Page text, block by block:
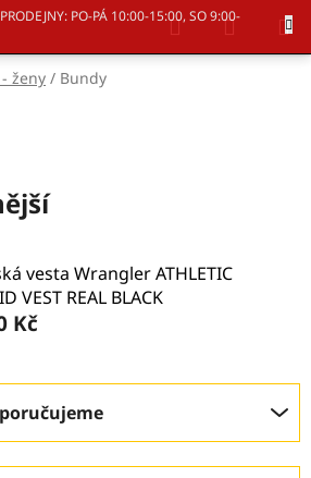
PO-PÁ 10:00-15:00, SO 9:00-
Hledat
KOŠÍK
ženy / Bundy
vesta Wrangler ATHLETIC
VEST REAL BLACK
Kč